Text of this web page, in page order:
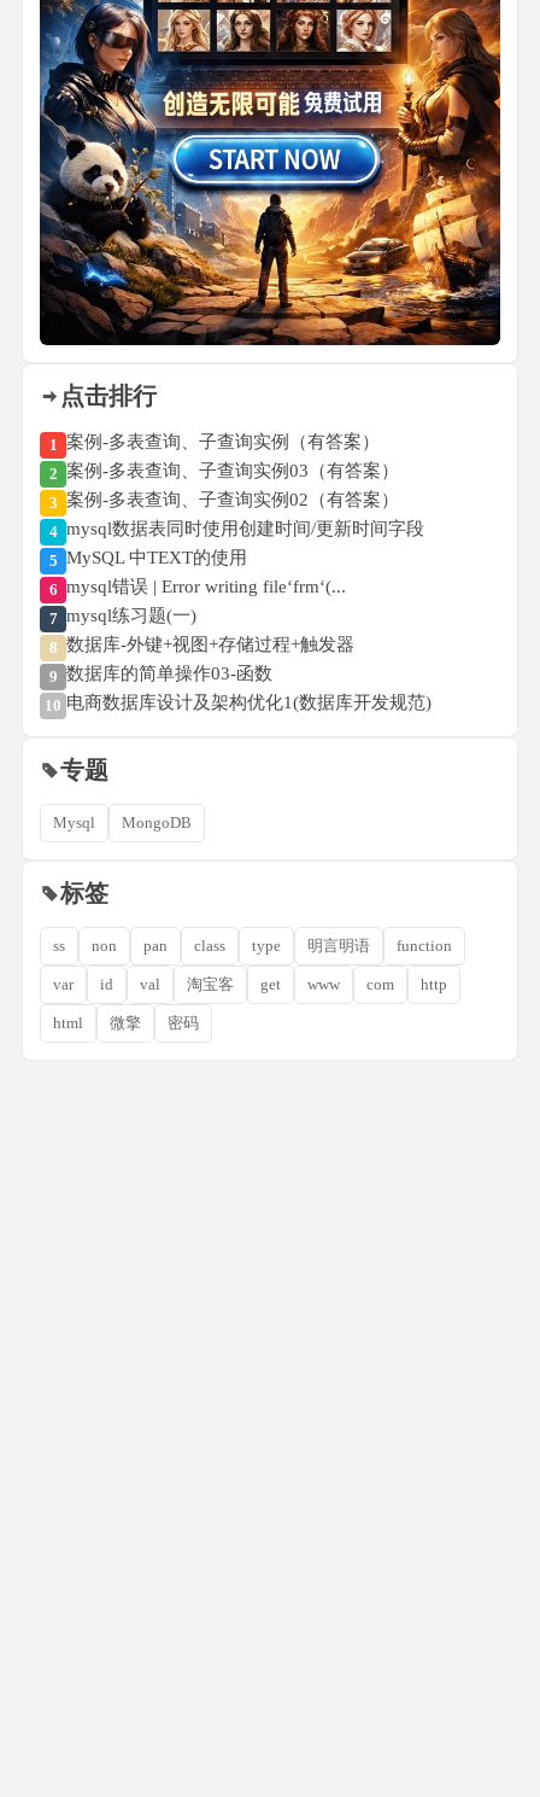
点击排行
1 案例-多表查询、子查询实例（有答案）
2 案例-多表查询、子查询实例03（有答案）
3 案例-多表查询、子查询实例02（有答案）
4 mysql数据表同时使用创建时间/更新时间字段
5 MySQL 中TEXT的使用
6 mysql错误 | Error writing file‘frm‘(...
7 mysql练习题(一)
8 数据库-外键+视图+存储过程+触发器
9 数据库的简单操作03-函数
10 电商数据库设计及架构优化1(数据库开发规范)
专题
Mysql MongoDB
标签
ss non pan class type 明言明语 function
var id val 淘宝客 get www com http
html 微擎 密码